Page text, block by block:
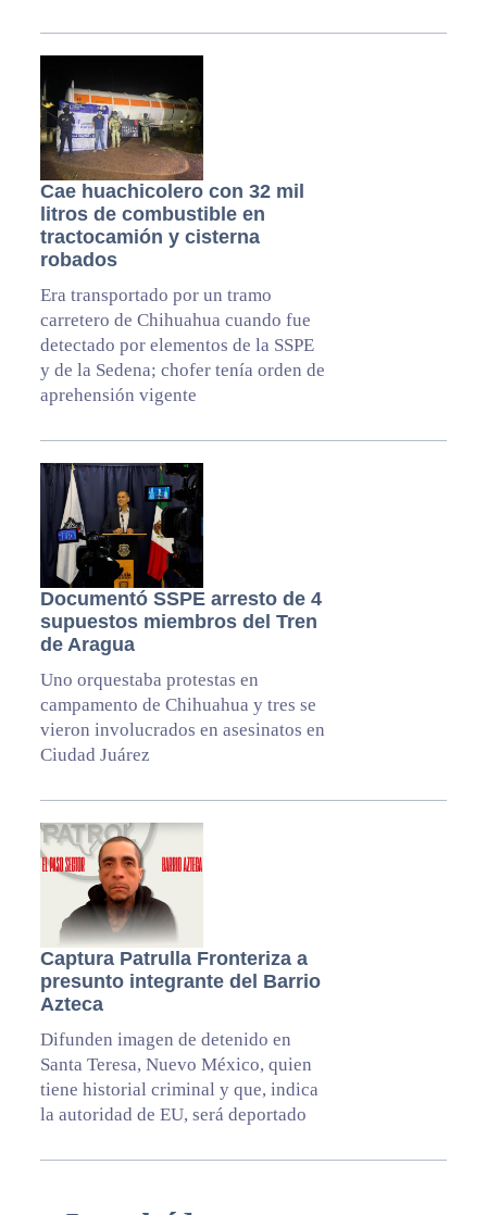
Cae huachicolero con 32 mil
litros de combustible en
tractocamión y cisterna
robados
Era transportado por un tramo
carretero de Chihuahua cuando fue
detectado por elementos de la SSPE
y de la Sedena; chofer tenía orden de
aprehensión vigente
Documentó SSPE arresto de 4
supuestos miembros del Tren
de Aragua
Uno orquestaba protestas en
campamento de Chihuahua y tres se
vieron involucrados en asesinatos en
Ciudad Juárez
Captura Patrulla Fronteriza a
presunto integrante del Barrio
Azteca
Difunden imagen de detenido en
Santa Teresa, Nuevo México, quien
tiene historial criminal y que, indica
la autoridad de EU, será deportado